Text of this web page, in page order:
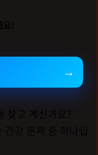
요!
찾고 계신가요?
강 문제 중 하나입